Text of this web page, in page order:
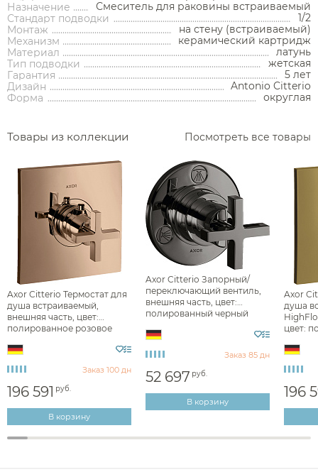
Сравнение Избранное Корзина Вход
Полки на ванну
Полки-ниши
Сушилки для рук
Диспенсеры ватных дисков
Переключатели потоков для душа
Душевые форсунки
Комплектующие для душа
Назначение
Смеситель для раковины встраиваемый
Стандарт подводки
1/2
Монтаж
на стену (встраиваемый)
Механизм
керамический картридж
Материал
латунь
Тип подводки
жетская
Гарантия
5 лет
Дизайн
Antonio Citterio
Форма
округлая
Товары из коллекции Посмотреть все товары
Axor Citterio Термостат для
душа встраиваемый,
внешняя часть, цвет:
полированное розовое
Заказ 100 дн
196 591 руб.
В корзину
Axor Citterio Запорный/
переключающий вентиль,
внешняя часть, цвет:
полированный черный
Заказ 85 дн
52 697 руб.
В корзину
Axor
душа
цвет:
196